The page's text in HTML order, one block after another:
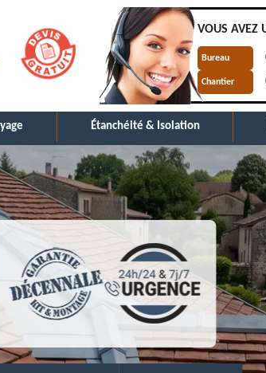
VOUS AVEZ
Bureau
Chantier
Étanchéité & Isolation